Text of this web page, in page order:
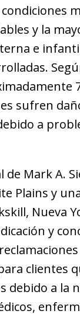
y la
e
sufren
a
de Mark A.
Plains y
Nueva
y
clientes
debido a la